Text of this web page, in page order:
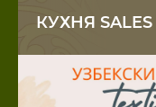
КУХНЯ SALES